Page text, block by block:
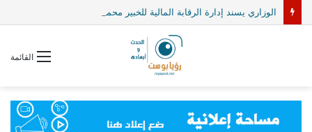
الوزاري يسند إدارة الرقابة المالية للخبير محمد يسلم الفيلالي
القائمة